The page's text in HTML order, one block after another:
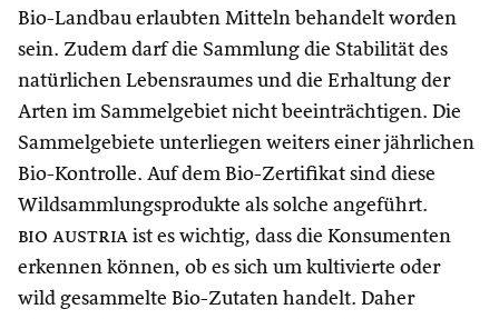
Bio-Landbau erlaubten Mitteln behandelt worden
sein. Zudem darf die Sammlung die Stabilität des
natürlichen Lebensraumes und die Erhaltung der
Arten im Sammelgebiet nicht beeinträchtigen. Die
Sammelgebiete unterliegen weiters einer jährlichen
Bio-Kontrolle. Auf dem Bio-Zertifikat sind diese
Wildsammlungsprodukte als solche angeführt.
bio austria ist es wichtig, dass die Konsumenten
erkennen können, ob es sich um kultivierte oder
wild gesammelte Bio-Zutaten handelt. Daher